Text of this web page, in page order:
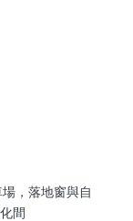
，落地窗與自
間